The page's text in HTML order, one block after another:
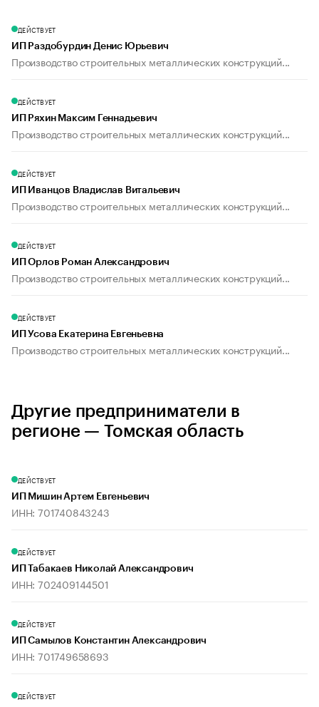
ДЕЙСТВУЕТ
ИП Раздобурдин Денис Юрьевич
Производство строительных металлических конструкций...
ДЕЙСТВУЕТ
ИП Ряхин Максим Геннадьевич
Производство строительных металлических конструкций...
ДЕЙСТВУЕТ
ИП Иванцов Владислав Витальевич
Производство строительных металлических конструкций...
ДЕЙСТВУЕТ
ИП Орлов Роман Александрович
Производство строительных металлических конструкций...
ДЕЙСТВУЕТ
ИП Усова Екатерина Евгеньевна
Производство строительных металлических конструкций...
Другие предприниматели в
регионе — Томская область
ДЕЙСТВУЕТ
ИП Мишин Артем Евгеньевич
ИНН: 701740843243
ДЕЙСТВУЕТ
ИП Табакаев Николай Александрович
ИНН: 702409144501
ДЕЙСТВУЕТ
ИП Самылов Константин Александрович
ИНН: 701749658693
ДЕЙСТВУЕТ